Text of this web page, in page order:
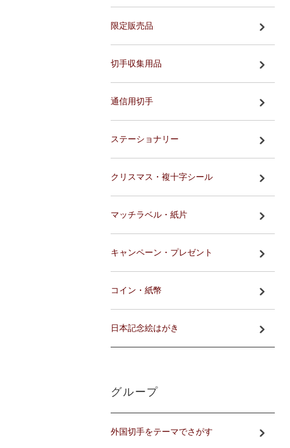
限定販売品
切手収集用品
通信用切手
ステーショナリー
クリスマス・複十字シール
マッチラベル・紙片
キャンペーン・プレゼント
コイン・紙幣
日本記念絵はがき
グループ
外国切手をテーマでさがす